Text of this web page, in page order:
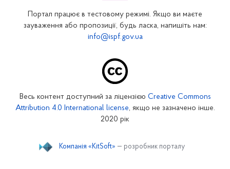
Закарпатське відділення
Запорізьке відділення
Кіровоградське відділення
Миколаївське відділення
Портал працює в тестовому режимі. Якщо ви маєте
зауваження або пропозиції, будь ласка, напишіть нам:
info@ispf.gov.ua
Весь контент доступний за ліцензією Creative Commons
Attribution 4.0 International license, якщо не зазначено інше.
2020 рік
Компанія «KitSoft» — розробник порталу